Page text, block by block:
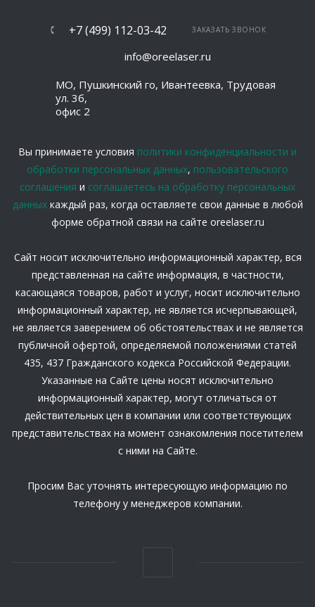
+7 (499) 112-03-42 ЗАКАЗАТЬ ЗВОНОК
info@oreelaser.ru
МО, Пушкинский го, Ивантеевка, Трудовая
ул. 3б,
офис 2
Вы принимаете условия политики конфиденциальности и
обработки персональных данных, пользовательского
соглашения и соглашаетесь на обработку персональных
данныхкаждый раз, когда оставляете свои данные в любой
форме обратной связи на сайте oreelaser.ru
Сайт носит исключительно информационный характер, вся
представленная на сайте информация, в частности,
касающаяся товаров, работ и услуг, носит исключительно
информационный характер, не является исчерпывающей,
не является заверением об обстоятельствах и не является
публичной офертой, определяемой положениями статей
435, 437 Гражданского кодекса Российской Федерации.
Указанные на Сайте цены носят исключительно
информационный характер, могут отличаться от
действительных цен в компании или соответствующих
представительствах на момент ознакомления посетителем
с ними на Сайте.
Просим Вас уточнять интересующую информацию по
телефону у менеджеров компании.